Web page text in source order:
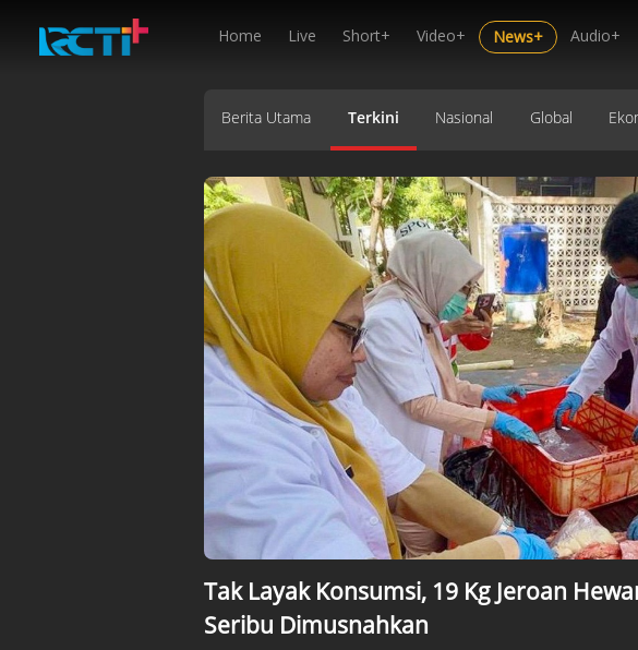
Home Live Short+ Video+ News+ Audio+
Berita Utama Terkini Nasional Global
Tak Layak Konsumsi, 19 Kg Jeroan
Seribu Dimusnahkan